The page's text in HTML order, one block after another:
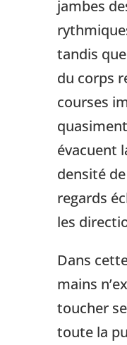
jambes
tandis
du corps
courses
évacuent
densité
regards
les
Dans
mains
toucher
toute la